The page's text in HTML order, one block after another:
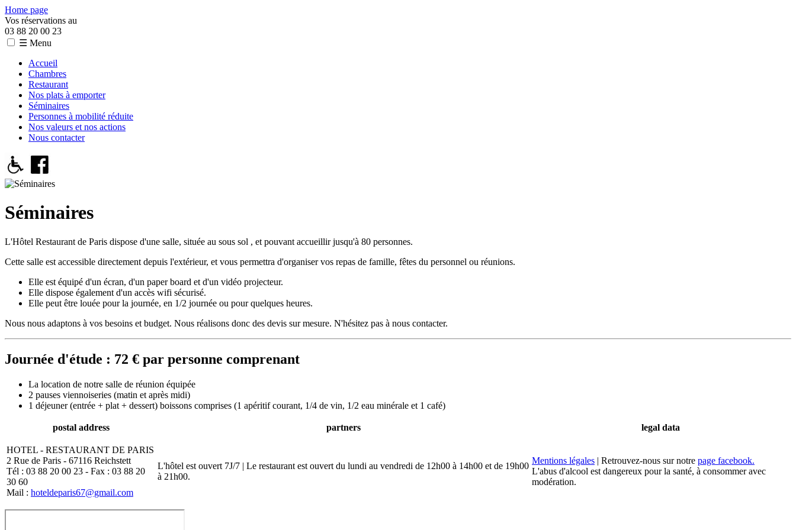
Home page
Vos réservations au
03 88 20 00 23
☰ Menu
Accueil
Chambres
Restaurant
Nos plats à emporter
Séminaires
Personnes à mobilité réduite
Nos valeurs et nos actions
Nous contacter
Séminaires
L'Hôtel Restaurant de Paris dispose d'une salle, située au sous sol , et pouvant accueillir jusqu'à 80 personnes.
Cette salle est accessible directement depuis l'extérieur, et vous permettra d'organiser vos repas de famille, fêtes du personnel ou réunions.
Elle est équipé d'un écran, d'un paper board et d'un vidéo projecteur.
Elle dispose également d'un accès wifi sécurisé.
Elle peut être louée pour la journée, en 1/2 journée ou pour quelques heures.
Nous nous adaptons à vos besoins et budget. Nous réalisons donc des devis sur mesure. N'hésitez pas à nous contacter.
Journée d'étude : 72 € par personne comprenant
La location de notre salle de réunion équipée
2 pauses viennoiseries (matin et après midi)
1 déjeuner (entrée + plat + dessert) boissons comprises (1 apéritif courant, 1/4 de vin, 1/2 eau minérale et 1 café)
postal address partners legal data
HOTEL - RESTAURANT DE PARIS
2 Rue de Paris - 67116 Reichstett
Tél : 03 88 20 00 23 - Fax : 03 88 20
30 60
Mail : hoteldeparis67@gmail.com
L'hôtel est ouvert 7J/7 | Le restaurant est ouvert du lundi au vendredi de 12h00 à 14h00 et de 19h00
à 21h00.
Mentions légales | Retrouvez-nous sur notre page facebook.
L'abus d'alcool est dangereux pour la santé, à consommer avec
modération.